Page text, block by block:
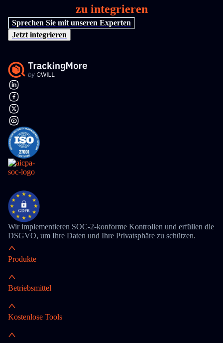
zu integrieren
Sprechen Sie mit unseren Experten
Jetzt integrieren
Wir implementieren SOC-2-konforme Kontrollen und erfüllen die
DSGVO, um Ihre Daten und Ihre Privatsphäre zu schützen.
Produkte
Betriebsmittel
Kostenlose Tools